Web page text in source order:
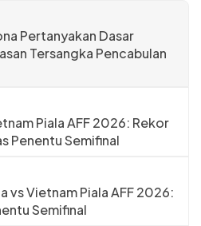
Pertanyakan Dasar
Tersangka Pencabulan
Piala AFF 2026: Rekor
Penentu Semifinal
vs Vietnam Piala AFF 2026:
Semifinal